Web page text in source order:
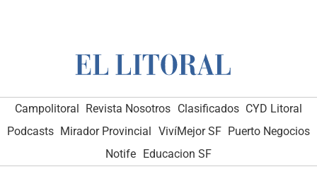
Campolitoral Revista Nosotros Clasificados CYD Litoral
Podcasts Mirador Provincial VivíMejor SF Puerto Negocios
Notife
Educacion SF